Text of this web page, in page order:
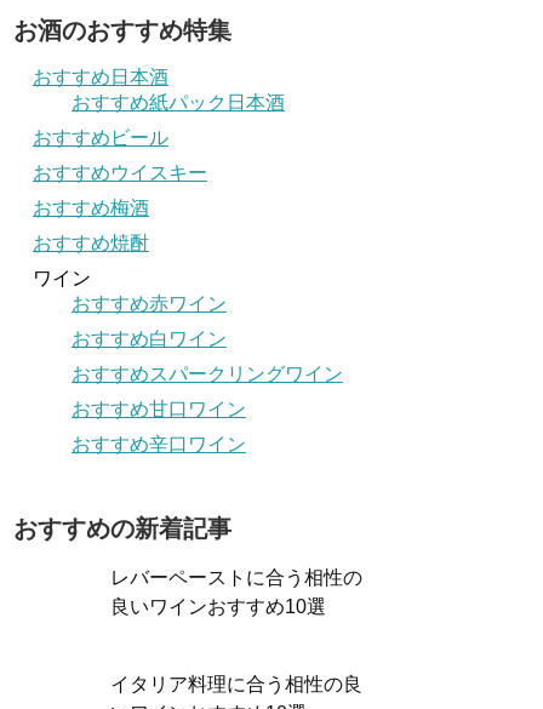
お酒のおすすめ特集
おすすめ日本酒
おすすめ紙パック日本酒
おすすめビール
おすすめウイスキー
おすすめ梅酒
おすすめ焼酎
ワイン
おすすめ赤ワイン
おすすめ白ワイン
おすすめスパークリングワイン
おすすめ甘口ワイン
おすすめ辛口ワイン
おすすめの新着記事
レバーペーストに合う相性の
良いワインおすすめ10選
イタリア料理に合う相性の良